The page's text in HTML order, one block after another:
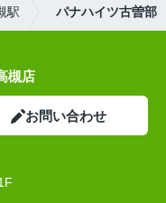
駅 パナハイツ古曽部
槻店
お問い合わせ